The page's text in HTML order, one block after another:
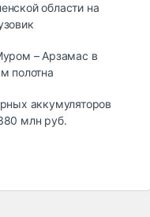
области на
– Арзамас в
полотна
аккумуляторов
млн руб.